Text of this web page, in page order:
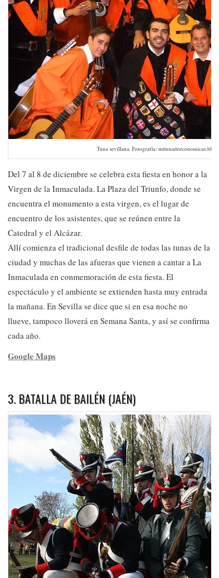
Tuna sevillana. Fotografía:
Del 7 al 8 de diciembre se celebra esta fiesta en honor a la
Virgen de la Inmaculada. La Plaza del Triunfo, donde se
encuentra el monumento a esta virgen, es el lugar de
encuentro de los asistentes, que se reúnen entre la
Catedral y el Alcázar.
Allí comienza el tradicional desfile de todas las tunas de la
ciudad y muchas de las afueras que vienen a cantar a La
Inmaculada en conmemoración de esta fiesta. El
espectáculo y el ambiente se extienden hasta muy entrada
la mañana. En Sevilla se dice que si en esa noche no
llueve, tampoco lloverá en Semana Santa, y así se confirma
cada año.
Google Maps
3. BATALLA DE BAILÉN (JAÉN)